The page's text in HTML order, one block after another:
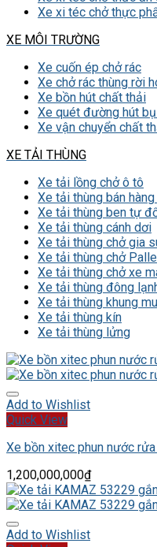
Xe xi téc chở thực
XE MÔI TRƯỜNG
Xe cuốn ép chở rác
Xe chở rác thùng rời
Xe bồn hút chất thải
Xe quét đường hút
Xe vận chuyển chất
XE TẢI THÙNG
Xe tải lồng chở ô tô
Xe tải thùng bán
Xe tải thùng ben tự
Xe tải thùng cánh dơi
Xe tải thùng chở gia
Xe tải thùng chở
Xe tải thùng chở xe
Xe tải thùng đông
Xe tải thùng khung
Xe tải thùng kín
Xe tải thùng lửng
Add to Wishlist
Quick View
Xe bồn xitec phun nước
1,200,000,000₫
Add to Wishlist